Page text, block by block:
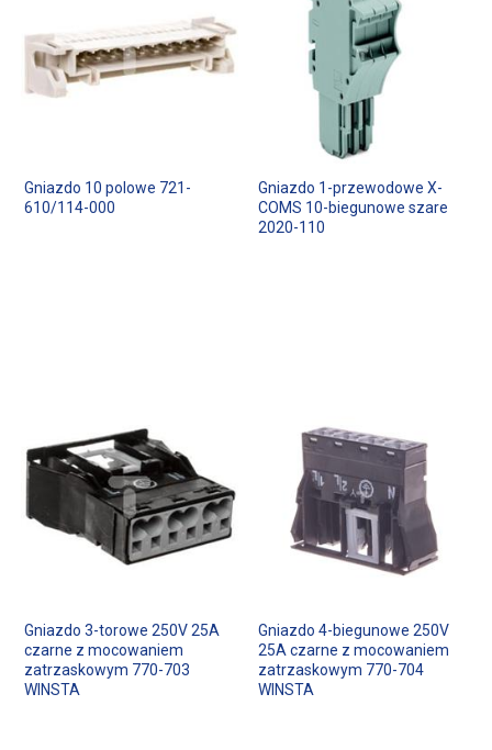
Gniazdo 10 polowe 721-
610/114-000
Gniazdo 1-przewodowe X-
COMS 10-biegunowe szare
2020-110
Gniazdo 3-torowe 250V 25A
czarne z mocowaniem
zatrzaskowym 770-703
WINSTA
Gniazdo 4-biegunowe 250V
25A czarne z mocowaniem
zatrzaskowym 770-704
WINSTA